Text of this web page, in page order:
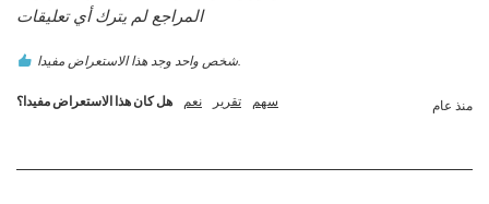
المراجع لم يترك أي تعليقات
شخص واحد وجد هذا الاستعراض مفيدا.
هل كان هذا الاستعراض مفيدا؟ نعم تقرير سهم منذ عام